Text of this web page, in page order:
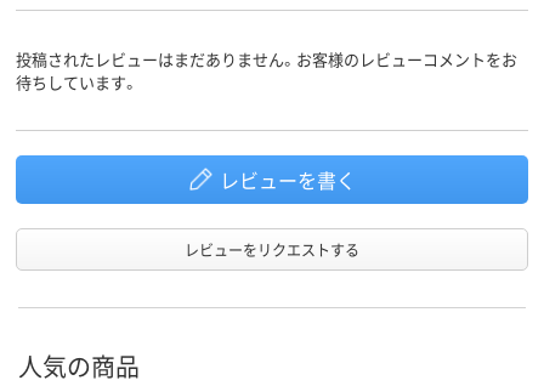
投稿されたレビューはまだありません。お客様のレビューコメントをお
待ちしています。
レビューを書く
レビューをリクエストする
人気の商品